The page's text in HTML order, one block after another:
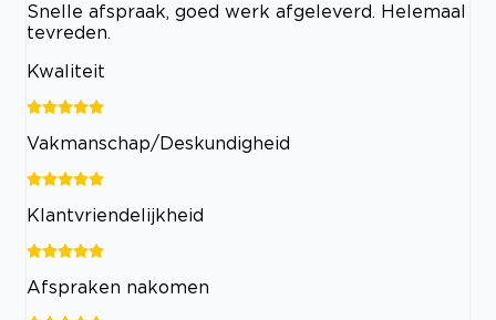
Snelle afspraak, goed werk afgeleverd. Helemaal
tevreden.
Kwaliteit
Vakmanschap/Deskundigheid
Klantvriendelijkheid
Afspraken nakomen